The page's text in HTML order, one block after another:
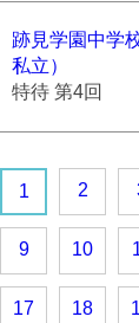
跡見学園中学
私立）
特待 第4回
1 2
9 10
17 18